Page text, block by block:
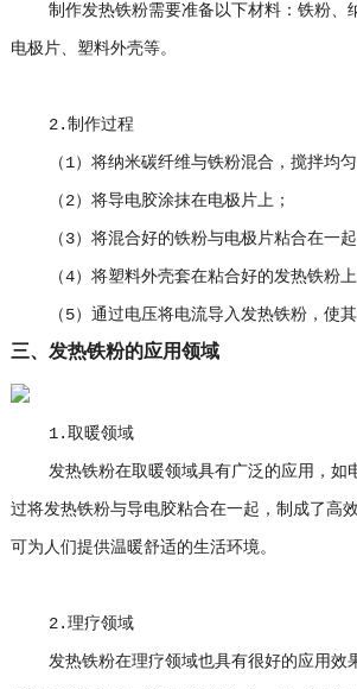
制作发热铁粉需要准备以下材料：铁粉、纳
电极片、塑料外壳等。
2.制作过程
（1）将纳米碳纤维与铁粉混合，搅拌均匀
（2）将导电胶涂抹在电极片上；
（3）将混合好的铁粉与电极片粘合在一起
（4）将塑料外壳套在粘合好的发热铁粉上
（5）通过电压将电流导入发热铁粉，使其
三、发热铁粉的应用领域
1.取暖领域
发热铁粉在取暖领域具有广泛的应用，如
过将发热铁粉与导电胶粘合在一起，制成了高
可为人们提供温暖舒适的生活环境。
2.理疗领域
发热铁粉在理疗领域也具有很好的应用效果